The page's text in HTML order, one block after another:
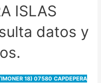
ISLAS
datos y
18) 07580 CAPDEPERA